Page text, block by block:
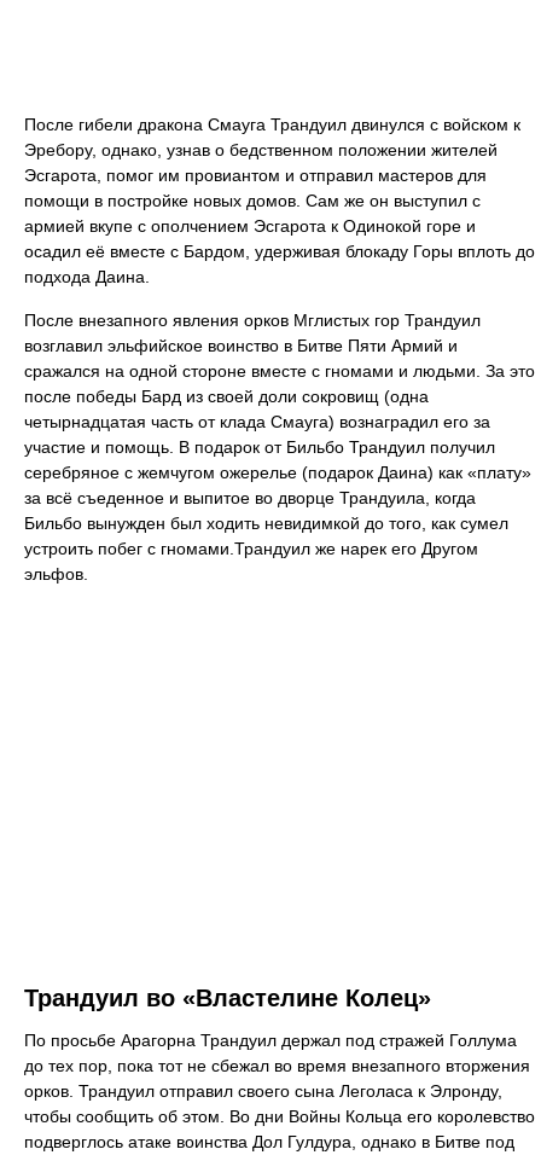
После гибели дракона Смауга Трандуил двинулся с войском к
Эребору, однако, узнав о бедственном положении жителей
Эсгарота, помог им провиантом и отправил мастеров для
помощи в постройке новых домов. Сам же он выступил с
армией вкупе с ополчением Эсгарота к Одинокой горе и
осадил её вместе с Бардом, удерживая блокаду Горы вплоть до
подхода Даина.
После внезапного явления орков Мглистых гор Трандуил
возглавил эльфийское воинство в Битве Пяти Армий и
сражался на одной стороне вместе с гномами и людьми. За это
после победы Бард из своей доли сокровищ (одна
четырнадцатая часть от клада Смауга) вознаградил его за
участие и помощь. В подарок от Бильбо Трандуил получил
серебряное с жемчугом ожерелье (подарок Даина) как «плату»
за всё съеденное и выпитое во дворце Трандуила, когда
Бильбо вынужден был ходить невидимкой до того, как сумел
устроить побег с гномами.Трандуил же нарек его Другом
эльфов.
Трандуил во «Властелине Колец»
По просьбе Арагорна Трандуил держал под стражей Голлума
до тех пор, пока тот не сбежал во время внезапного вторжения
орков. Трандуил отправил своего сына Леголаса к Элронду,
чтобы сообщить об этом. Во дни Войны Кольца его королевство
подверглось атаке воинства Дол Гулдура, однако в Битве под